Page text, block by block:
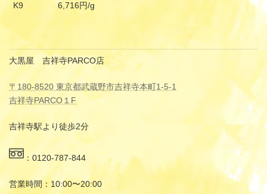
K9
6,716円/g
大黒屋 吉祥寺PARCO店
〒180-8520 東京都武蔵野市吉祥寺本町1-5-1
吉祥寺PARCO１F
吉祥寺駅より徒歩2分
：0120-787-844
営業時間：10:00〜20:00